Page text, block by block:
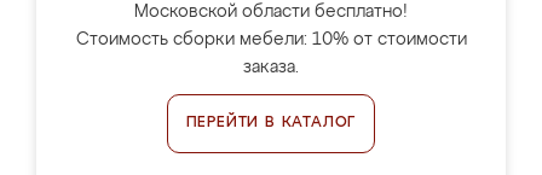
Московской области бесплатно!
Стоимость сборки мебели: 10% от стоимости
заказа.
ПЕРЕЙТИ В КАТАЛОГ